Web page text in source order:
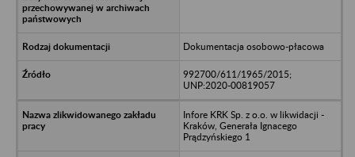
Dokumentacja osobowo-płacowa
992700/611/1965/2015;
UNP:2020-00819057
Infore KRK Sp. z o.o. w likwidacji -
Kraków, Generała Ignacego
Prądzyńskiego 1